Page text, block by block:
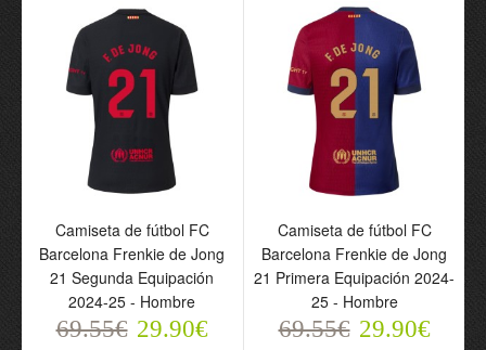
2025-26 - Hombre
69.55€ 29.90€
Camiseta de fútbol FC
Camiseta de fútbol FC
Barcelona Frenkie de Jong
21 Segunda Equipación
2024-25 - Hombre
69.55€ 29.90€
Camiseta de fútbol FC
Barcelona Frenkie de Jong
21 Primera Equipación 2024-
25 - Hombre
69.55€ 29.90€